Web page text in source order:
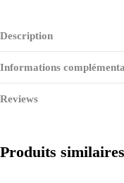
Description
Informations
Reviews
Produits similaires